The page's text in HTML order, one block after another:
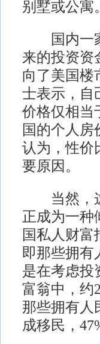
别墅或公寓。
国内一家
来的投资资
向了美国楼
士表示，自
价格仅相当
国的个人房
认为，性价
要原因。
当然，这
正成为一种
国私人财
即那些拥
是在考虑投
富翁中，约
那些拥有人
成移民，